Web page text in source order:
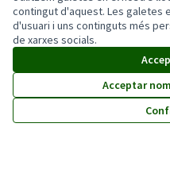
contingut d'aquest. Les galetes
d'usuari i uns continguts més
de xarxes socials.
Acceptar
Debat i discuteix,
enriqueix els temes
Propostes
Realitza propostes,
promociona els canvis